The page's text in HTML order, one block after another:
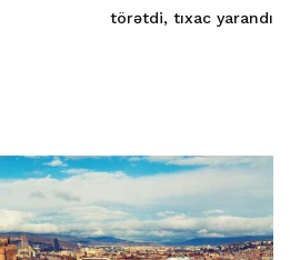
törətdi, tıxac yarandı